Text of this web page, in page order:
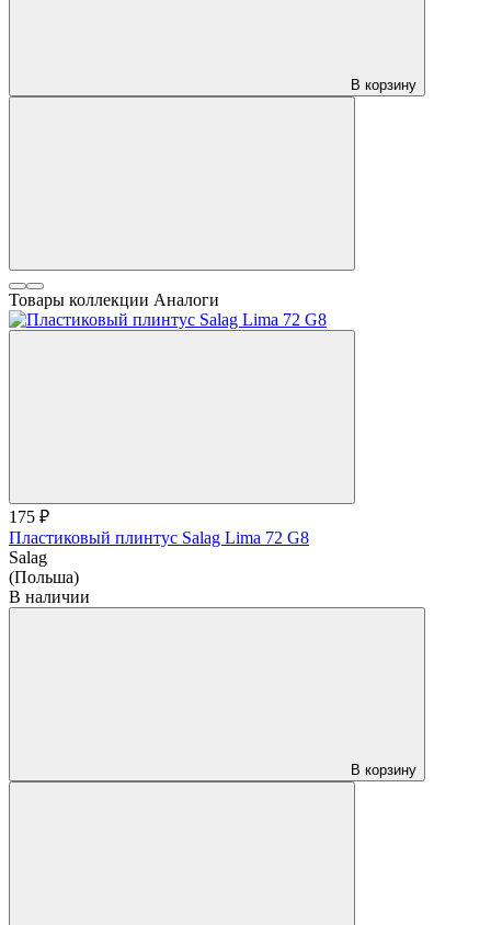
В корзину
Товары коллекции Аналоги
175 ₽
Пластиковый плинтус Salag Lima 72 G8
Salag
(Польша)
В наличии
В корзину